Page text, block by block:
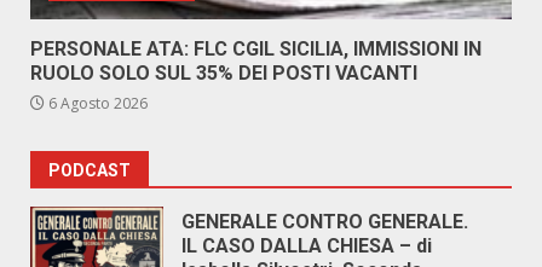
PERSONALE ATA: FLC CGIL SICILIA, IMMISSIONI IN
RUOLO SOLO SUL 35% DEI POSTI VACANTI
6 Agosto 2026
PODCAST
GENERALE CONTRO GENERALE.
IL CASO DALLA CHIESA – di